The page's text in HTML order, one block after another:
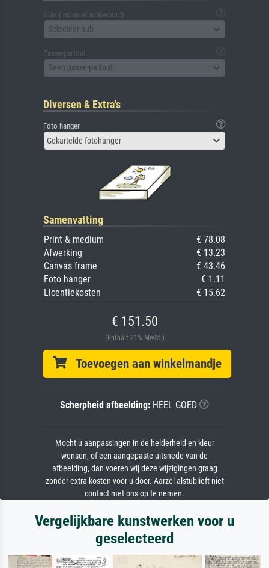
Glas (inclusief achterbord)
Selecteer aub
Passe-partout
Geen passe-partout
Diversen & Extra's
Foto hanger
Gekartelde fotohanger
Samenvatting
Print & medium
€ 78.08
Afwerking
€ 13.23
Canvas frame
€ 43.46
Foto hanger
€ 1.11
Licentiekosten
€ 15.62
€ 151.50
(Enthält 21% MwSt.)
Toevoegen aan winkelmandje
Scherpheid afbeelding: HEEL GOED
Mocht u aanpassingen in de helderheid en kleur
wensen, of een aangepaste uitsnede van de
afbeelding, dan voeren wij deze wijzigingen graag
zonder extra kosten voor u door. Aarzel alstublieft niet
contact met ons op te nemen.
Vergelijkbare kunstwerken voor u
geselecteerd